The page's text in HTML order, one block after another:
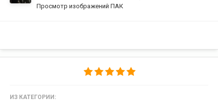
Просмотр изображений ПАК
ИЗ КАТЕГОРИИ: